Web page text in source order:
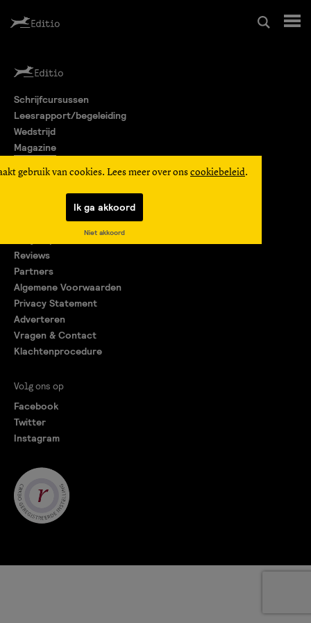
Leesrapport/begeleiding
Wedstrijd
Editio Producties
gebruik van cookies. Lees meer over ons cookiebeleid.
Ik ga akkoord
Niet akkoord
Schrijfcursussen
Leesrapport/begeleiding
Wedstrijd
Magazine
Reviews
Partners
Algemene Voorwaarden
Privacy Statement
Adverteren
Vragen & Contact
Klachtenprocedure
Volg ons op
Facebook
Twitter
Instagram